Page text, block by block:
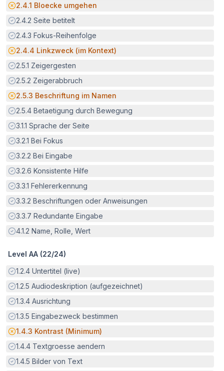
Potenzielle Barriere:
2.4.1 Bloecke umgehen
Erfüllt:
2.4.2 Seite betitelt
Erfüllt:
2.4.3 Fokus-Reihenfolge
Potenzielle Barriere:
2.4.4 Linkzweck (im Kontext)
Erfüllt:
2.5.1 Zeigergesten
Erfüllt:
2.5.2 Zeigerabbruch
Potenzielle Barriere:
2.5.3 Beschriftung im Namen
Erfüllt:
2.5.4 Betaetigung durch Bewegung
Erfüllt:
3.1.1 Sprache der Seite
Erfüllt:
3.2.1 Bei Fokus
Erfüllt:
3.2.2 Bei Eingabe
Erfüllt:
3.2.6 Konsistente Hilfe
Erfüllt:
3.3.1 Fehlererkennung
Erfüllt:
3.3.2 Beschriftungen oder Anweisungen
Erfüllt:
3.3.7 Redundante Eingabe
Erfüllt:
4.1.2 Name, Rolle, Wert
Level AA (22/24)
Erfüllt:
1.2.4 Untertitel (live)
Erfüllt:
1.2.5 Audiodeskription (aufgezeichnet)
Erfüllt:
1.3.4 Ausrichtung
Erfüllt:
1.3.5 Eingabezweck bestimmen
Potenzielle Barriere:
1.4.3 Kontrast (Minimum)
Erfüllt:
1.4.4 Textgroesse aendern
Erfüllt:
1.4.5 Bilder von Text